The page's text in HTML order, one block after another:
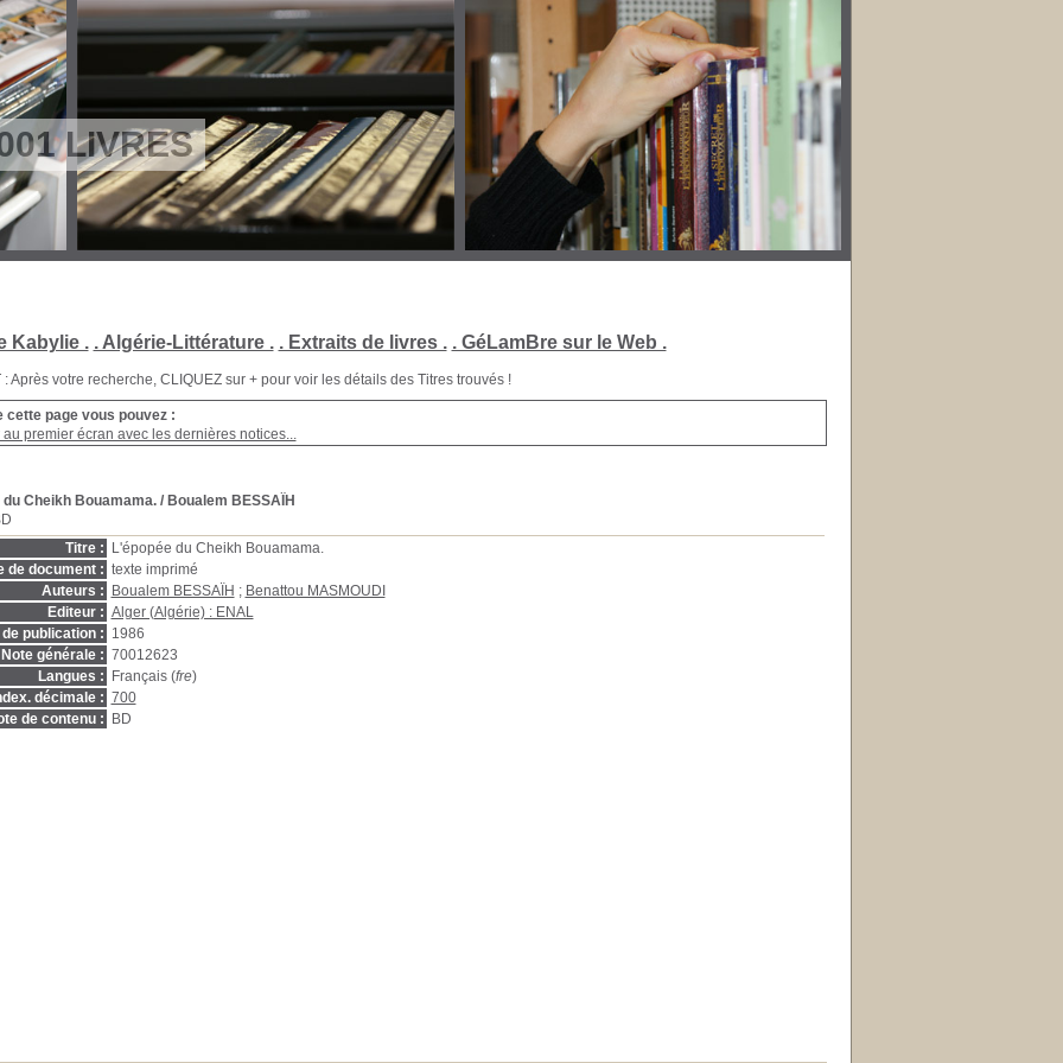
LIVRES
Kabylie . . Algérie-Littérature . . Extraits de livres . . GéLamBre sur le Web .
: Après votre recherche, CLIQUEZ sur + pour voir les détails des Titres trouvés !
cette page vous pouvez :
au premier écran avec les dernières notices...
du Cheikh Bouamama./ Boualem BESSAÏH
Titre :
L'épopée du Cheikh Bouamama.
de document : texte imprimé
Auteurs :
Boualem BESSAÏH ; Benattou MASMOUDI
Editeur : Alger (Algérie) : ENAL
publication : 1986
Note générale : 70012623
Langues :
Français (fre)
décimale : 700
de contenu :
BD